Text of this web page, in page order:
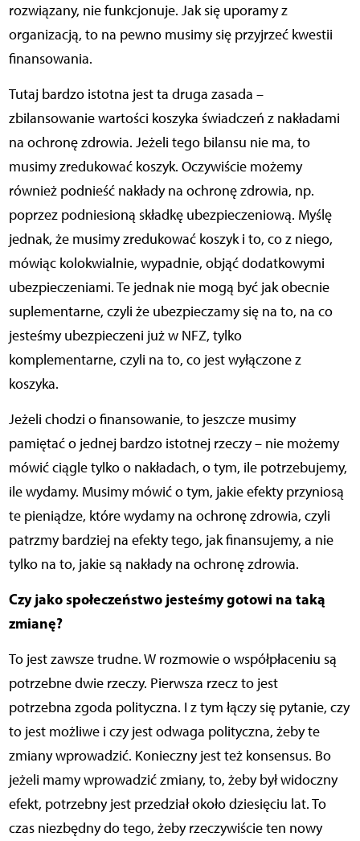
rozwiązany, nie funkcjonuje. Jak się uporamy z
organizacją, to na pewno musimy się przyjrzeć kwestii
finansowania.
Tutaj bardzo istotna jest ta druga zasada –
zbilansowanie wartości koszyka świadczeń z nakładami
na ochronę zdrowia. Jeżeli tego bilansu nie ma, to
musimy zredukować koszyk. Oczywiście możemy
również podnieść nakłady na ochronę zdrowia, np.
poprzez podniesioną składkę ubezpieczeniową. Myślę
jednak, że musimy zredukować koszyk i to, co z niego,
mówiąc kolokwialnie, wypadnie, objąć dodatkowymi
ubezpieczeniami. Te jednak nie mogą być jak obecnie
suplementarne, czyli że ubezpieczamy się na to, na co
jesteśmy ubezpieczeni już w NFZ, tylko
komplementarne, czyli na to, co jest wyłączone z
koszyka.
Jeżeli chodzi o finansowanie, to jeszcze musimy
pamiętać o jednej bardzo istotnej rzeczy – nie możemy
mówić ciągle tylko o nakładach, o tym, ile potrzebujemy,
ile wydamy. Musimy mówić o tym, jakie efekty przyniosą
te pieniądze, które wydamy na ochronę zdrowia, czyli
patrzmy bardziej na efekty tego, jak finansujemy, a nie
tylko na to, jakie są nakłady na ochronę zdrowia.
Czy jako społeczeństwo jesteśmy gotowi na taką
zmianę?
To jest zawsze trudne. W rozmowie o współpłaceniu są
potrzebne dwie rzeczy. Pierwsza rzecz to jest
potrzebna zgoda polityczna. I z tym łączy się pytanie, czy
to jest możliwe i czy jest odwaga polityczna, żeby te
zmiany wprowadzić. Konieczny jest też konsensus. Bo
jeżeli mamy wprowadzić zmiany, to, żeby był widoczny
efekt, potrzebny jest przedział około dziesięciu lat. To
czas niezbędny do tego, żeby rzeczywiście ten nowy